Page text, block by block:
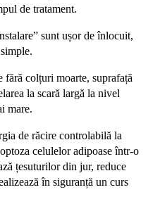
de tratament.
sunt ușor de înlocuit,
fără colțuri moarte, suprafață
la scară largă la nivel
mare.
de răcire controlabilă la
celulelor adipoase într-o
țesuturilor din jur, reduce
în siguranță un curs